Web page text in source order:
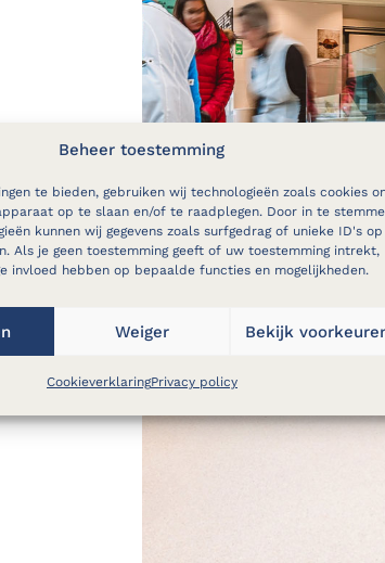
Beheer toestemming
te bieden, gebruiken wij technologieën zoals cookies
op te slaan en/of te raadplegen. Door in te
kunnen wij gegevens zoals surfgedrag of unieke ID's op
Als je geen toestemming geeft of uw toestemming intrekt,
invloed hebben op bepaalde functies en mogelijkheden.
Weiger Bekijk
CookieverklaringPrivacy policy